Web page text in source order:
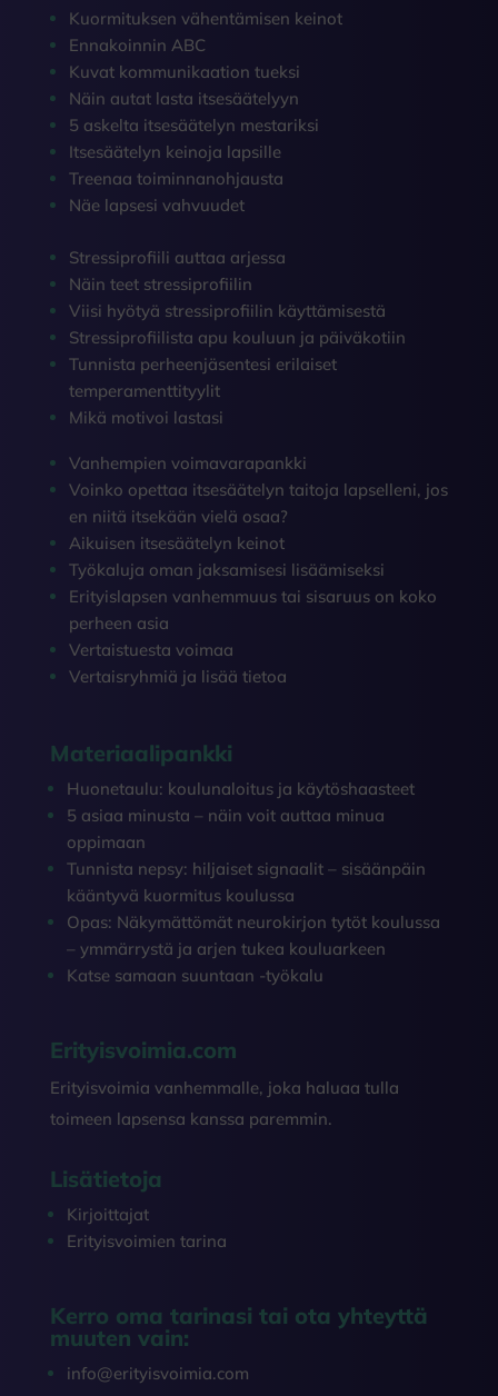
Kuormituksen vähentämisen keinot
Ennakoinnin ABC
Kuvat kommunikaation tueksi
Näin autat lasta itsesäätelyyn
5 askelta itsesäätelyn mestariksi
Itsesäätelyn keinoja lapsille
Treenaa toiminnanohjausta
Näe lapsesi vahvuudet
Stressiprofiili auttaa arjessa
Näin teet stressiprofiilin
Viisi hyötyä stressiprofiilin käyttämisestä
Stressiprofiilista apu kouluun ja päiväkotiin
Tunnista perheenjäsentesi erilaiset
temperamenttityylit
Mikä motivoi lastasi
Vanhempien voimavarapankki
Voinko opettaa itsesäätelyn taitoja lapselleni, jos
en niitä itsekään vielä osaa?
Aikuisen itsesäätelyn keinot
Työkaluja oman jaksamisesi lisäämiseksi
Erityislapsen vanhemmuus tai sisaruus on koko
perheen asia
Vertaistuesta voimaa
Vertaisryhmiä ja lisää tietoa
Materiaalipankki
Huonetaulu: koulunaloitus ja käytöshaasteet
5 asiaa minusta – näin voit auttaa minua
oppimaan
Tunnista nepsy: hiljaiset signaalit – sisäänpäin
kääntyvä kuormitus koulussa
Opas: Näkymättömät neurokirjon tytöt koulussa
– ymmärrystä ja arjen tukea kouluarkeen
Katse samaan suuntaan -työkalu
Erityisvoimia.com
Erityisvoimia vanhemmalle, joka haluaa tulla
toimeen lapsensa kanssa paremmin.
Lisätietoja
Kirjoittajat
Erityisvoimien tarina
Kerro oma tarinasi tai ota yhteyttä
muuten vain:
info@erityisvoimia.com